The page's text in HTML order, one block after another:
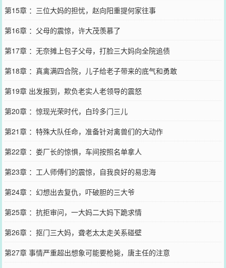
第15章 ：三位大妈的担忧，赵向阳重提何家往事
第16章 ：父母的震惊，许大茂羡慕了
第17章 ：无奈摊上包子父母，打脸三大妈向全院追债
第18章 ：真禽满四合院，儿子给老子带来的底气和勇敢
第19章 出发报到，欺负老实人老领导的震怒
第20章 ：惊现光荣时代，白玲多门三儿
第21章 ：特殊大队任命，准备针对禽兽们的大动作
第22章 ：娄厂长的惊惧，车间按照名单拿人
第23章 ：工人师傅们的震惊，自我良好的易忠海
第24章 ：幻想出去复仇，吓破胆的三大爷
第25章 ：抗拒审问，一大妈二大妈下跪求情
第26章 ：抠门三大妈，聋老太太走关系碰壁
第27章 事情严重超出想象可能要枪毙，唐主任的注意